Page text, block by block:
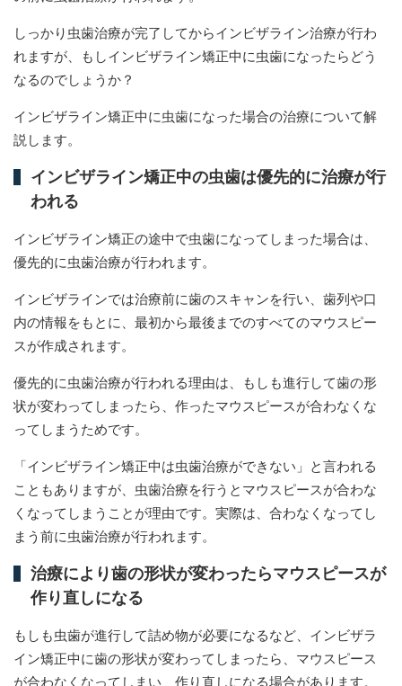
しっかり虫歯治療が完了してからインビザライン治療が行わ
れますが、もしインビザライン矯正中に虫歯になったらどう
なるのでしょうか？
インビザライン矯正中に虫歯になった場合の治療について解
説します。
インビザライン矯正中の虫歯は優先的に治療が行
われる
インビザライン矯正の途中で虫歯になってしまった場合は、
優先的に虫歯治療が行われます。
インビザラインでは治療前に歯のスキャンを行い、歯列や口
内の情報をもとに、最初から最後までのすべてのマウスピー
スが作成されます。
優先的に虫歯治療が行われる理由は、もしも進行して歯の形
状が変わってしまったら、作ったマウスピースが合わなくな
ってしまうためです。
「インビザライン矯正中は虫歯治療ができない」と言われる
こともありますが、虫歯治療を行うとマウスピースが合わな
くなってしまうことが理由です。実際は、合わなくなってし
まう前に虫歯治療が行われます。
治療により歯の形状が変わったらマウスピースが
作り直しになる
もしも虫歯が進行して詰め物が必要になるなど、インビザラ
イン矯正中に歯の形状が変わってしまったら、マウスピース
が合わなくなってしまい、作り直しになる場合があります。